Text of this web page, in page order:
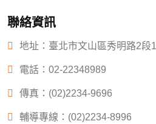
聯絡資訊
地址：臺北市文山區秀明路2段
電話： 02-22348989
傳真：(02)2234-9696
輔導專線：(02)2234-8996